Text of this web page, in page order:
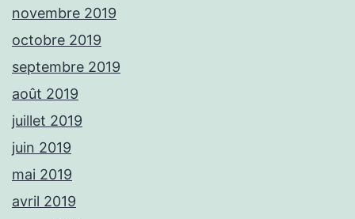
novembre 2019
octobre 2019
septembre 2019
août 2019
juillet 2019
juin 2019
mai 2019
avril 2019